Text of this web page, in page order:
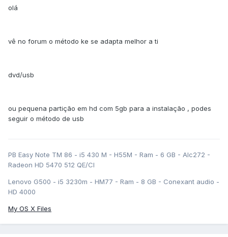
olá
vê no forum o método ke se adapta melhor a ti
dvd/usb
ou pequena partição em hd com 5gb para a instalação , podes
seguir o método de usb
PB Easy Note TM 86 - i5 430 M - H55M - Ram - 6 GB - Alc272 -
Radeon HD 5470 512 QE/CI
Lenovo G500 - i5 3230m - HM77 - Ram - 8 GB - Conexant audio -
HD 4000
My OS X Files